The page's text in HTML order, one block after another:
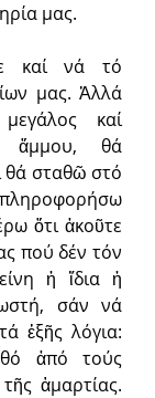
μας.
καί νά τό
μας. Ἀλλά
καί
ἄμμου, θά
θά σταθῶ στό
πληροφορήσω
ὅτι ἀκοῦτε
πού δέν τόν
ἡ ἴδια ἡ
σάν νά
ἑξῆς λόγια:
ἀπό τούς
ἁμαρτίας.